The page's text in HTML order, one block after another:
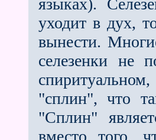
языках).
уходит в дух,
вынести.
селезенки не
"сплин", что
"Сплин"